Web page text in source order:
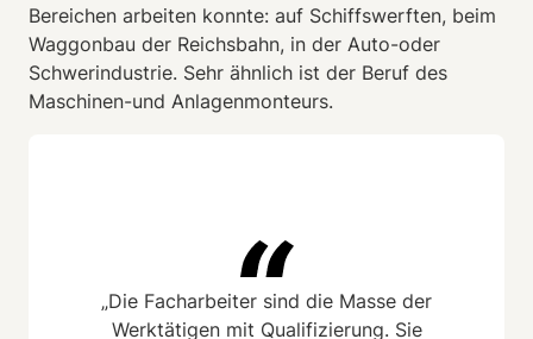
Bereichen arbeiten konnte: auf Schiffswerften, beim
Waggonbau der Reichsbahn, in der Auto-oder
Schwerindustrie. Sehr ähnlich ist der Beruf des
Maschinen-und Anlagenmonteurs.
„Die Facharbeiter sind die Masse der
Werktätigen mit Qualifizierung. Sie